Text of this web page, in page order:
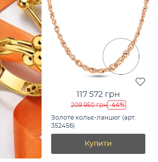
117 572 грн
209 950 грн -44%
Золоте кольє-ланцюг (арт.
352456)
Купити